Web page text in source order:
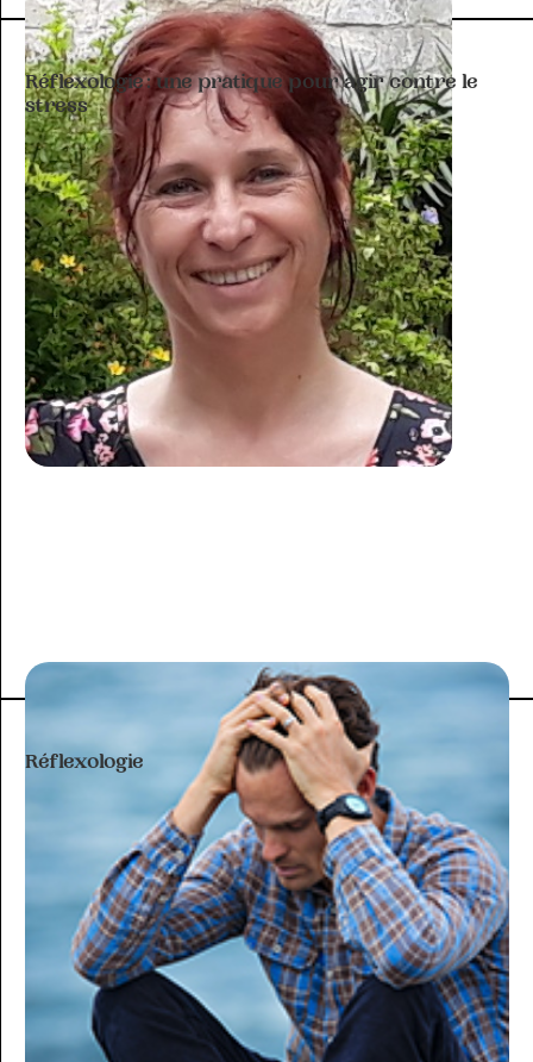
ARTICLE À THÉMATIQUE
Réflexologie : une pratique pour agir contre le
stress
Réflexologie